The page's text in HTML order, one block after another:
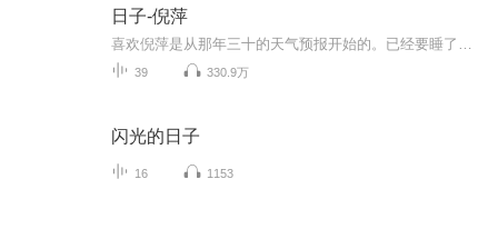
日子-倪萍
39 330.9万
闪光的日子
16 1153